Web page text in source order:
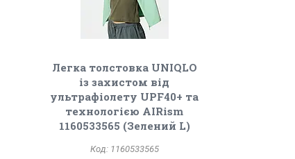
Легка толстовка UNIQLO
із захистом від
ультрафіолету UPF40+ та
технологією AIRism
1160533565 (Зелений L)
1160533565